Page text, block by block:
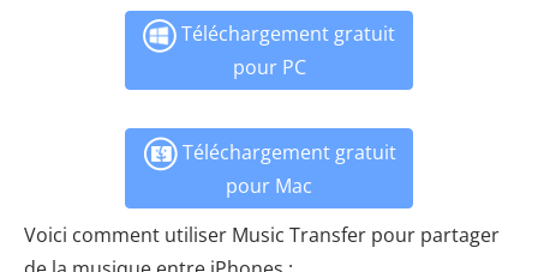
Téléchargement gratuit
pour PC
Téléchargement gratuit
pour Mac
Voici comment utiliser Music Transfer pour partager